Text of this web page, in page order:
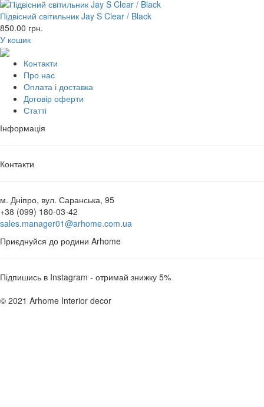
Підвісний світильник Jay S Clear / Black
850.00 грн.
У кошик
Контакти
Про нас
Оплата і доставка
Договір оферти
Статті
Інформація
Контакти
м. Дніпро, вул. Саранська, 95
+38 (099) 180-03-42
sales.manager01@arhome.com.ua
Приєднуйся до родини Arhome
Підпишись в Instagram - отримай знижку 5%
© 2021 Arhome Interior decor